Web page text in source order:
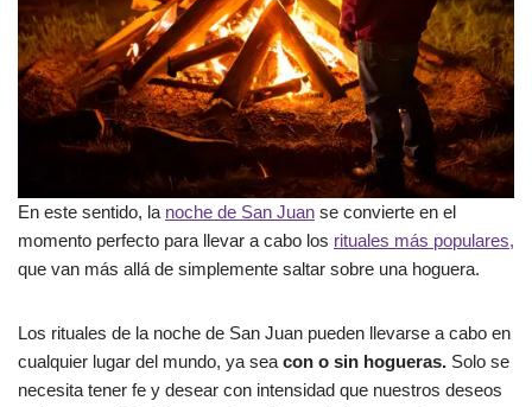
En este sentido, la noche de San Juan se convierte en el
momento perfecto para llevar a cabo los rituales más populares,
que van más allá de simplemente saltar sobre una hoguera.
Los rituales de la noche de San Juan pueden llevarse a cabo en
cualquier lugar del mundo, ya sea con o sin hogueras. Solo se
necesita tener fe y desear con intensidad que nuestros deseos